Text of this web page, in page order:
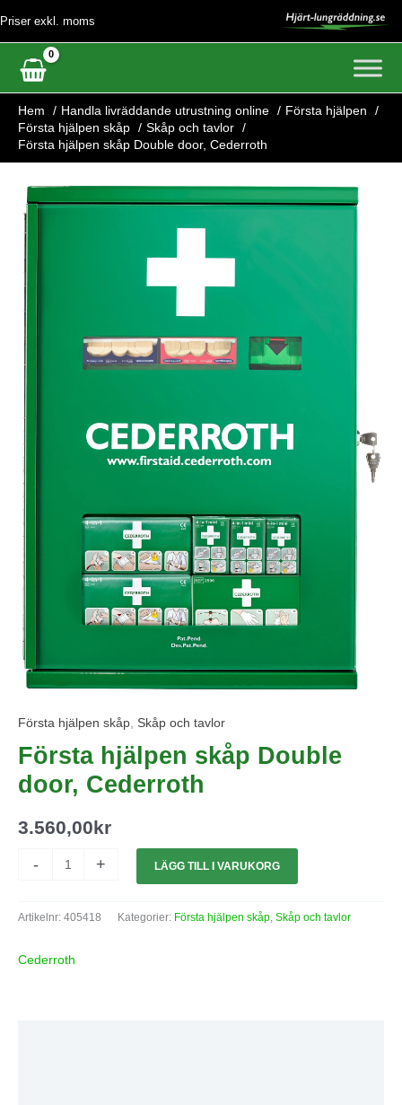
innehåll
Priser exkl. moms
Hem Handla livräddande utrustning online
Första hjälpen
Första hjälpen skåp
Skåp och tavlor
Första hjälpen skåp Double door, Cederroth
Första hjälpen skåp Skåp och tavlor
Första hjälpen skåp Double
door, Cederroth
3.560,00kr
-
Första
hjälpen
skåp
Double
door,
mängd
+ LÄGG TILL I VARUKORG
Artikelnr: 405418 Kategorier: Första hjälpen skåp, Skåp och tavlor
Cederroth